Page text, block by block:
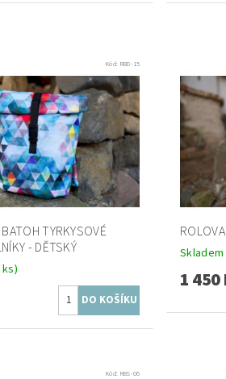
Kód: RBD-15
TYRKYSOVÉ
- DĚTSKÝ
ks)
Skladem
1 450
Kód: RBS-06